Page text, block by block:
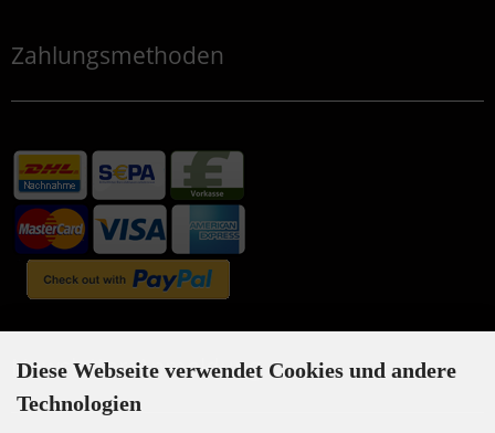
Zahlungsmethoden
Newsletter-Anmeldung
Diese Webseite verwendet Cookies und andere
Technologien